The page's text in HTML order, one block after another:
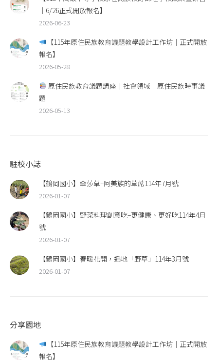
｜6/26正式開放報名】
2026-06-23
【115年原住民族教育議題教學設計工作坊｜正式開放
報名】
2026-05-28
原住民族教育議題講座｜社會領域—原住民族時事議
題
2026-05-13
駐校小誌
【鶴岡國小】傘莎草–阿美族的草蓆114年7月號
2026-01-07
【鶴岡國小】野菜料理創意吃–更健康、更好吃114年4月
號
2026-01-07
【鶴岡國小】春暖花開，遍地「野草」114年3月號
2026-01-07
分享園地
【115年原住民族教育議題教學設計工作坊｜正式開放
報名】